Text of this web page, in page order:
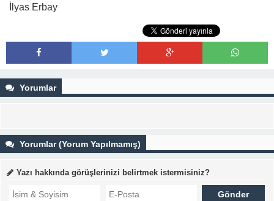
İlyas Erbay
Yorumlar
Yorumlar (Yorum Yapılmamış)
Yazı hakkında görüşlerinizi belirtmek istermisiniz?